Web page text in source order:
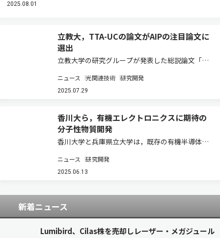
2025.08.01
立教大，TTA-UCの論文がAIPの注目論文に
選出
立教大学の研究グループが発表した総説論文「配
消滅フォトンアップコンバージョン：性能向上の
ための戦略」が，アメリカ物理学会（AIP）の学
ニュース 光関連技術 研究開発
2025.07.29
香川大ら，有機エレクトロニクスに期待の
分子性物質開発
香川大学と兵庫県立大学は，既存の有機半導体に
有機半導体を開発し，酸化還元に対する優れた安
定性を見出した（ニュースリリース）。 フェロセ
ニュース 研究開発
2025.06.13
新着ニュース
Lumibird、Cilas株を売却しレーザー・メガジュール